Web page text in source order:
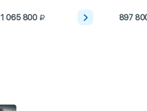
1 065 800 897